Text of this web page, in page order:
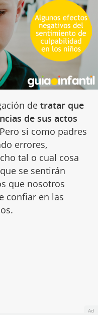
de tratar que
de sus actos
si como padres
errores,
tal o cual cosa
se sentirán
que nosotros
confiar en las
Ad